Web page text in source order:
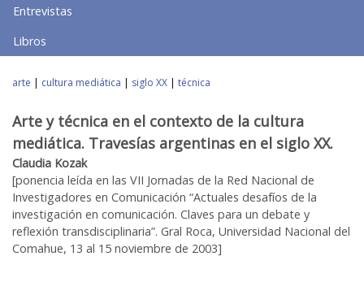
Entrevistas
Libros
arte | cultura mediática | siglo XX | técnica
Arte y técnica en el contexto de la cultura
mediática. Travesías argentinas en el siglo XX.
Claudia Kozak
[ponencia leída en las VII Jornadas de la Red Nacional de
Investigadores en Comunicación “Actuales desafíos de la
investigación en comunicación. Claves para un debate y
reflexión transdisciplinaria”. Gral Roca, Universidad Nacional del
Comahue, 13 al 15 noviembre de 2003]